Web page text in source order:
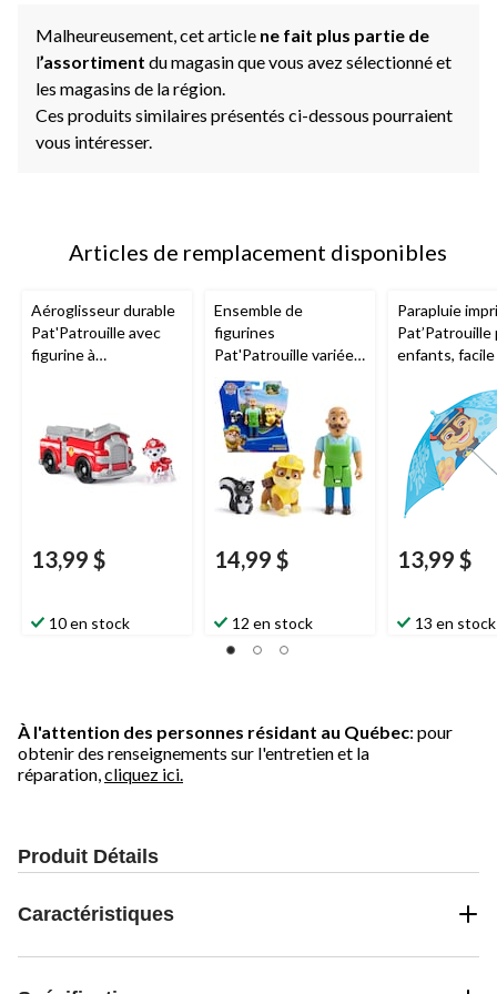
Malheureusement, cet article ne fait plus partie de
l’assortiment du magasin que vous avez sélectionné et
les magasins de la région.
Ces produits similaires présentés ci-dessous pourraient
vous intéresser.
Articles de remplacement disponibles
Aéroglisseur durable
Pat'Patrouille avec
figurine à
13,99 $
10 en stock
Ensemble de
figurines
Pat'Patrouille variées,
paq. 3, 3 ans et plus
14,99 $
12 en stock
Parapluie
Pat’Patrouille
enfants, facile
13,99 $
13 en stock
À l'attention des personnes résidant au Québec: pour
obtenir des renseignements sur l'entretien et la
réparation, cliquez ici.
Produit Détails
Caractéristiques